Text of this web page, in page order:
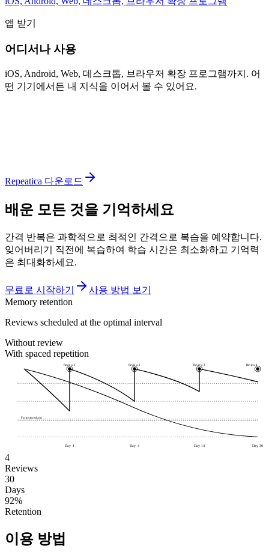
앱 받기
어디서나 사용
iOS, Android, Web, 데스크톱, 브라우저 확장 프로그램까지. 어
떤 기기에서든 내 지식을 이어서 볼 수 있어요.
Repeatica 다운로드
배운 모든 것을 기억하세요
간격 반복은 과학적으로 최적인 간격으로 복습을 예약합니다.
잊어버리기 직전에 복습하여 학습 시간은 최소화하고 기억력
은 최대화하세요.
무료로 시작하기
사용 방법 보기
Memory retention
Reviews scheduled at the optimal interval
Without review
With spaced repetition
Forget threshold
Day 1 Day 4 Day 14 Day 30
Review 1 Review 2 Review 3 Review 4
4
Reviews
30
Days
92%
Retention
이용 방법